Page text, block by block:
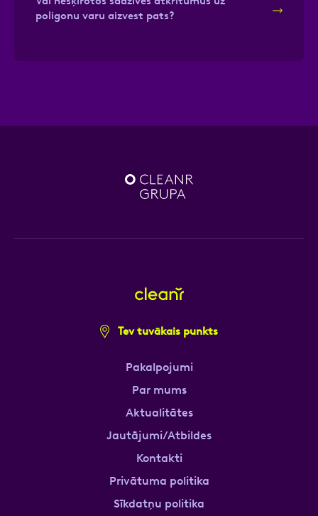
poligonu varu aizvest pats?
Tev tuvākais punkts
Pakalpojumi
Par mums
Aktualitātes
Jautājumi/Atbildes
Kontakti
Privātuma politika
Sīkdatņu politika